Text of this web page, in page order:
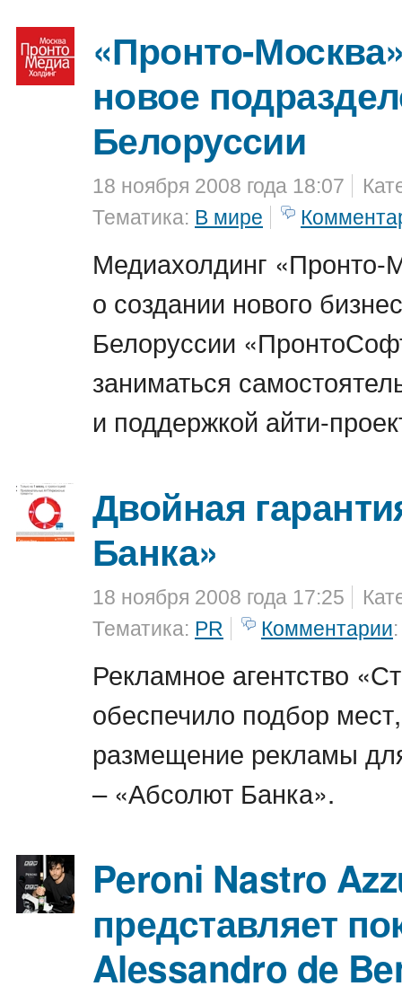
«Пронто-
новое
Белоруссии
18 ноября 2008 года 18:07
Тематика: В мире
Медиахолдинг «Пронто-
о создании нового
Белоруссии
заниматься
и поддержкой айти-
Двойная
Банка»
18 ноября 2008 года 17:25
Тематика: PR Комментарии
Рекламное агентство
обеспечило подбор
размещение рекламы
– «Абсолют Банка».
Peroni Nastro
представляет
Alessandro de